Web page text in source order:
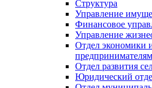
Структура
Управление
Финансовое
Управление
Отдел экономики
Отдел развития
Юридический